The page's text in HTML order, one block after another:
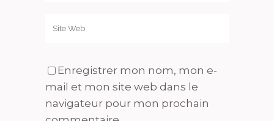
Enregistrer mon nom, mon e-
mail et mon site web dans le
navigateur pour mon prochain